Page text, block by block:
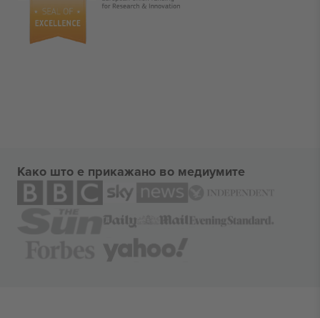
Како што е прикажано во медиумите